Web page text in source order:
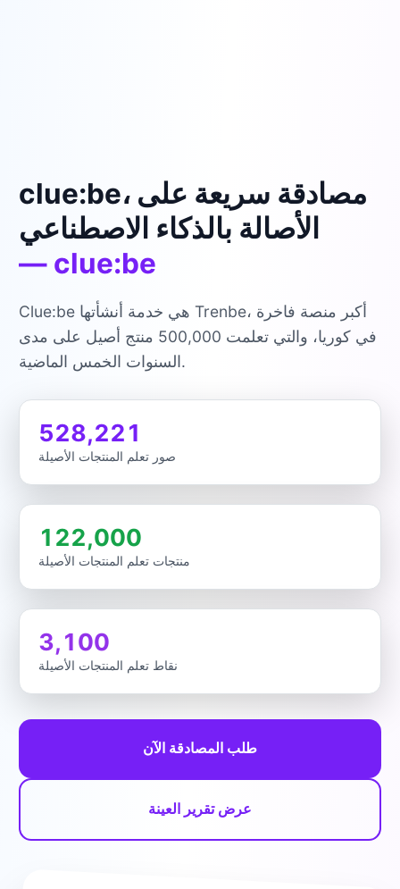
clue:be، مصادقة سريعة على
الأصالة بالذكاء الاصطناعي
— clue:be
Clue:be هي خدمة أنشأتها Trenbe، أكبر منصة فاخرة
في كوريا، والتي تعلمت 500,000 منتج أصيل على مدى
السنوات الخمس الماضية.
528,221
صور تعلم المنتجات الأصيلة
122,000
منتجات تعلم المنتجات الأصيلة
3,100
نقاط تعلم المنتجات الأصيلة
طلب المصادقة الآن
عرض تقرير العينة